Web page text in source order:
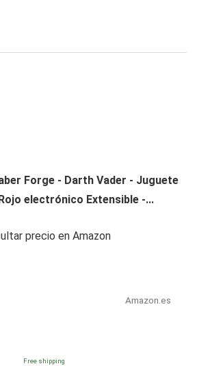
Forge - Darth Vader - Juguete
electrónico Extensible -...
precio en Amazon
Amazon.es
Free shipping